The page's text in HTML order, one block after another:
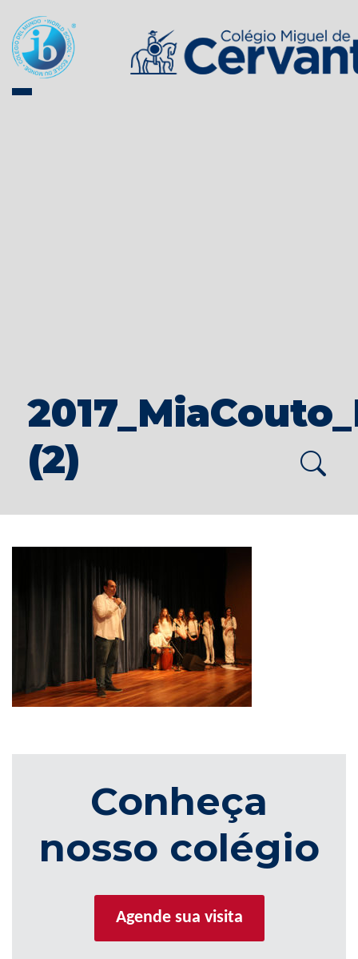
(2)
Conheça
nosso colégio
Agende sua visita